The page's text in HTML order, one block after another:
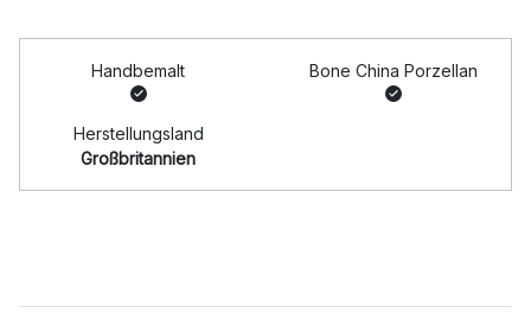
Handbemalt Bone China Porzellan
Herstellungsland
Großbritannien